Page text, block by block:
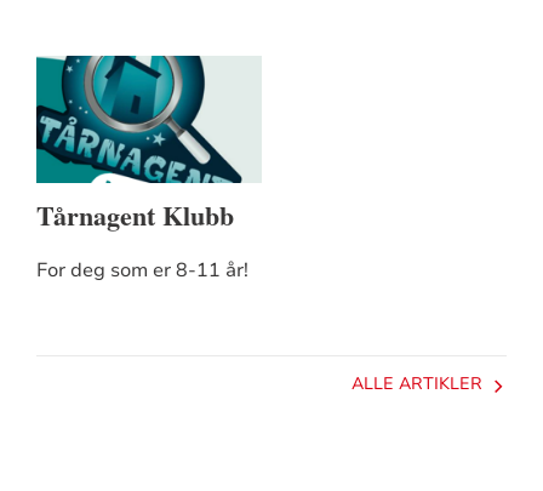
Tårnagent Klubb
For deg som er 8-11 år!
ALLE ARTIKLER